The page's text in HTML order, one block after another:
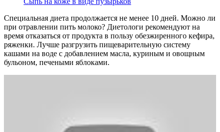
Специальная диета продолжается не менее 10 дней. Можно ли
при отравлении пить молоко? Диетологи рекомендуют на
время отказаться от продукта в пользу обезжиренного кефира,
ряженки. Лучше разгрузить пищеварительную систему
кашами на воде с добавлением масла, куриным и овощным
бульоном, печеными яблоками.